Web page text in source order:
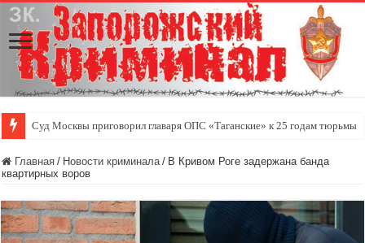
Суд Москвы приговорил главаря ОПС «Таганские» к 25 годам тюрьмы
Главная / Новости криминала / В Кривом Роге задержана банда
квартирных воров